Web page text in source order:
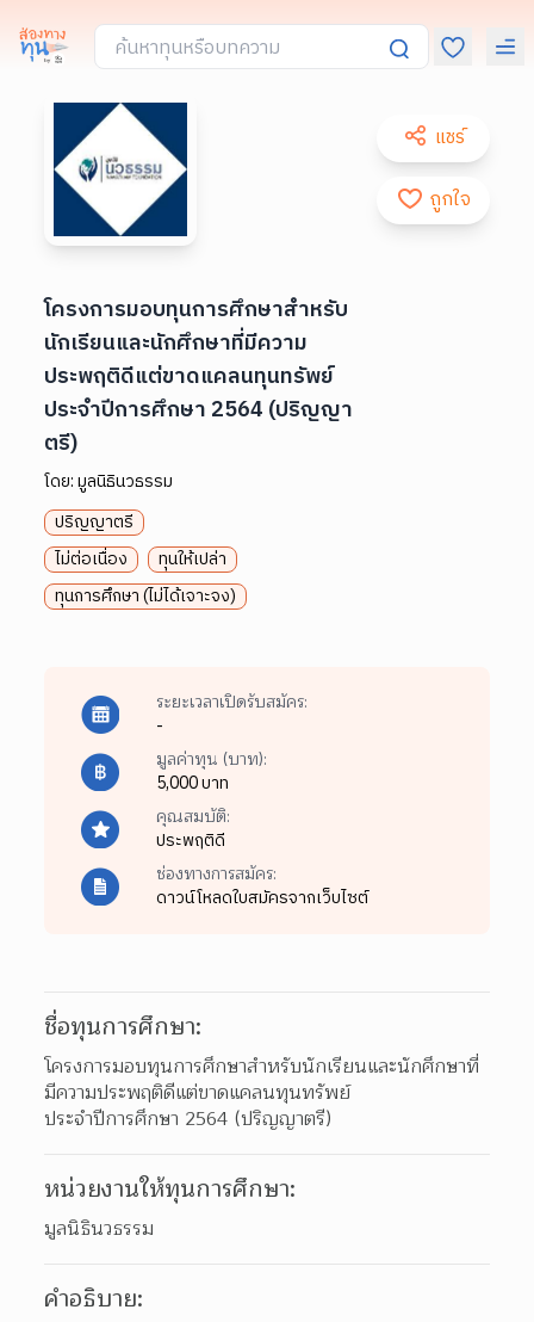
แชร์
ถูกใจ
โครงการมอบทุนการศึกษาสำหรับ
นักเรียนและนักศึกษาที่มีความ
ประพฤติดีแต่ขาดแคลนทุนทรัพย์
ประจำปีการศึกษา 2564 (ปริญญา
ตรี)
โดย:มูลนิธินวธรรม
ปริญญาตรี
ไม่ต่อเนื่อง
ทุนให้เปล่า
ทุนการศึกษา (ไม่ได้เจาะจง)
ระยะเวลาเปิดรับสมัคร:
-
มูลค่าทุน (บาท):
5,000 บาท
คุณสมบัติ:
ประพฤติดี
ช่องทางการสมัคร:
ดาวน์โหลดใบสมัครจากเว็บไซต์
ชื่อทุนการศึกษา:
โครงการมอบทุนการศึกษาสำหรับนักเรียนและนักศึกษาที่
มีความประพฤติดีแต่ขาดแคลนทุนทรัพย์
ประจำปีการศึกษา 2564 (ปริญญาตรี)
หน่วยงานให้ทุนการศึกษา:
มูลนิธินวธรรม
คำอธิบาย: